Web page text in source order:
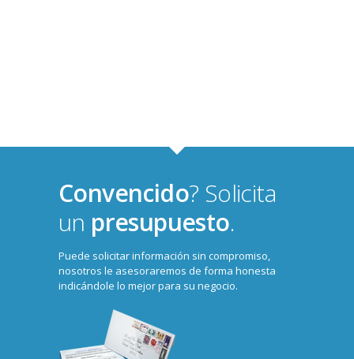
Convencido? Solicita
un presupuesto.
Puede solicitar información sin compromiso,
nosotros le asesoraremos de forma honesta
indicándole lo mejor para su negocio.